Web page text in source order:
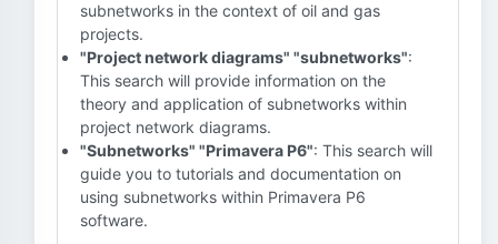
subnetworks in the context of oil and gas
projects.
"Project network diagrams" "subnetworks":
This search will provide information on the
theory and application of subnetworks within
project network diagrams.
"Subnetworks" "Primavera P6": This search will
guide you to tutorials and documentation on
using subnetworks within Primavera P6
software.